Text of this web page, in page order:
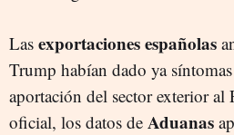
Las exportaciones españolas
Trump habían dado ya
aportación del sector exterior
oficial, los datos de Aduanas